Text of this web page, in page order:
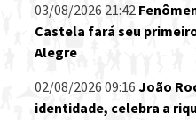
03/08/2026 21:42
Castela fará seu
Alegre
02/08/2026 09:16 João
identidade, celebra a